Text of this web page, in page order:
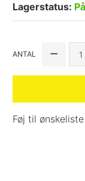
Lagerstatus:
ANTAL
Føj til ønskeliste